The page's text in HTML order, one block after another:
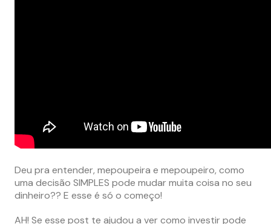
Deu pra entender, mepoupeira e mepoupeiro, como
uma decisão SIMPLES pode mudar muita coisa no seu
dinheiro?? E esse é só o começo!
AH! Se esse post te ajudou a ver como investir pode